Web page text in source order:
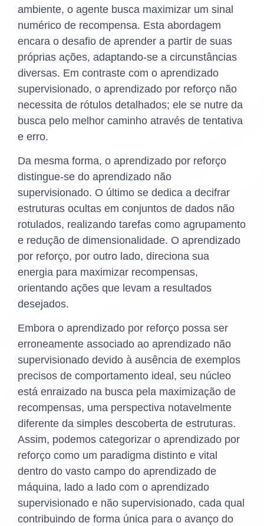
ambiente, o agente busca maximizar um sinal
numérico de recompensa. Esta abordagem
encara o desafio de aprender a partir de suas
próprias ações, adaptando-se a circunstâncias
diversas. Em contraste com o aprendizado
supervisionado, o aprendizado por reforço não
necessita de rótulos detalhados; ele se nutre da
busca pelo melhor caminho através de tentativa
e erro.
Da mesma forma, o aprendizado por reforço
distingue-se do aprendizado não
supervisionado. O último se dedica a decifrar
estruturas ocultas em conjuntos de dados não
rotulados, realizando tarefas como agrupamento
e redução de dimensionalidade. O aprendizado
por reforço, por outro lado, direciona sua
energia para maximizar recompensas,
orientando ações que levam a resultados
desejados.
Embora o aprendizado por reforço possa ser
erroneamente associado ao aprendizado não
supervisionado devido à ausência de exemplos
precisos de comportamento ideal, seu núcleo
está enraizado na busca pela maximização de
recompensas, uma perspectiva notavelmente
diferente da simples descoberta de estruturas.
Assim, podemos categorizar o aprendizado por
reforço como um paradigma distinto e vital
dentro do vasto campo do aprendizado de
máquina, lado a lado com o aprendizado
supervisionado e não supervisionado, cada qual
contribuindo de forma única para o avanço do